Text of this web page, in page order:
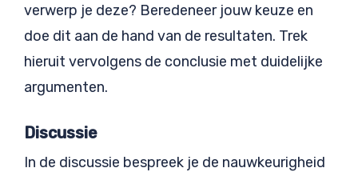
verwerp je deze? Beredeneer jouw keuze en
doe dit aan de hand van de resultaten. Trek
hieruit vervolgens de conclusie met duidelijke
argumenten.
Discussie
In de discussie bespreek je de nauwkeurigheid